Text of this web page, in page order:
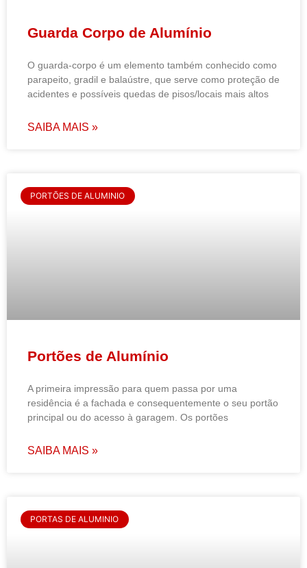
Guarda Corpo de Alumínio
O guarda-corpo é um elemento também conhecido como
parapeito, gradil e balaústre, que serve como proteção de
acidentes e possíveis quedas de pisos/locais mais altos
SAIBA MAIS »
PORTÕES DE ALUMINIO
Portões de Alumínio
A primeira impressão para quem passa por uma
residência é a fachada e consequentemente o seu portão
principal ou do acesso à garagem. Os portões
SAIBA MAIS »
PORTAS DE ALUMINIO